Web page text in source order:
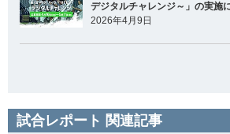
デジタルチャレンジ～」の実施
2026年4月9日
試合レポート 関連記事